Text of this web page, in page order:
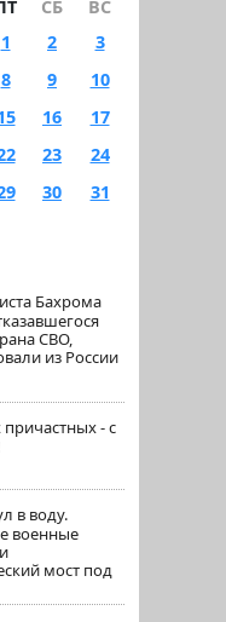
СБ
ВС
1
2
3
8 9
10
16
17
23
24
30 31
Бахрома
СВО,
из России
причастных - с
в воду.
военные
мост под